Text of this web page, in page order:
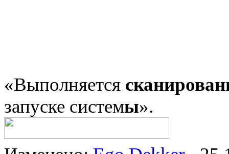
«Выполняется
запуске системы».